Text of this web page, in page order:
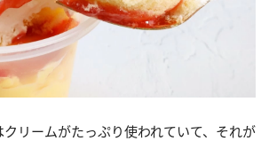
リームがたっぷり使われていて、それが